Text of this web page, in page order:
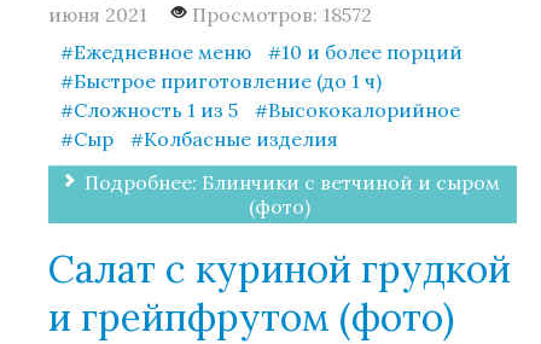
июня 2021
Просмотров: 18572
Ежедневное меню
10 и более порций
Быстрое приготовление (до 1 ч)
Сложность 1 из 5
Высококалорийное
Сыр
Колбасные изделия
Подробнее: Блинчики с ветчиной и сыром
(фото)
Салат с куриной грудкой
и грейпфрутом (фото)